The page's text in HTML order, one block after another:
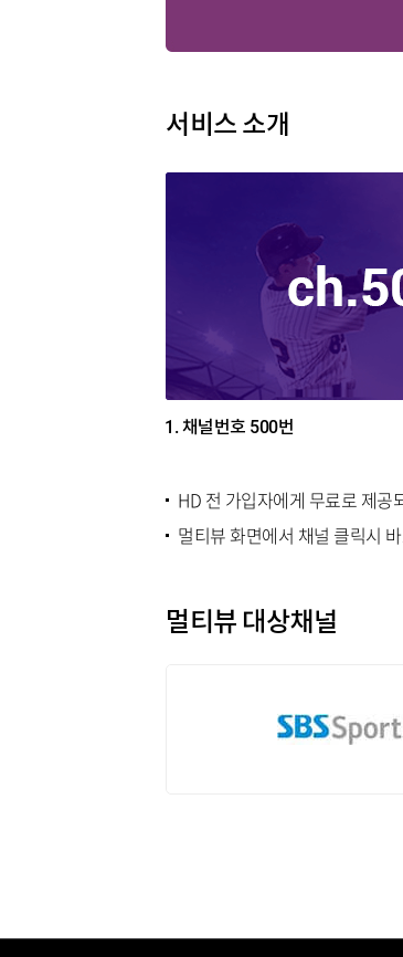
서비스 소개
1.채널번호 500번
HD 전 가입자에게 무료로 제공
멀티뷰 화면에서 채널 클릭시
멀티뷰 대상채널